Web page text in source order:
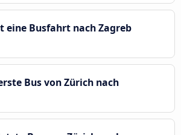
eine Busfahrt nach Zagreb
Bus von Zürich nach